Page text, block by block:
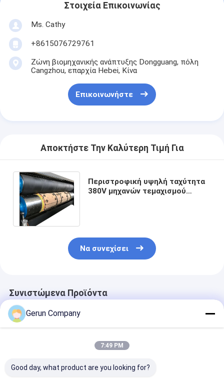
Στοιχεία Επικοινωνίας
Ms. Cathy
+8615076729761
Ζώνη βιομηχανικής ανάπτυξης Dongguang, πόλη
Cangzhou, επαρχία Hebei, Κίνα
Επικοινωνήστε
Αποκτήστε Την Καλύτερη Τιμή Για
Περιστροφική υψηλή ταχύτητα
380V μηχανών τεμαχισμού
Να συνεχίσει
Συνιστώμενα Προϊόντα
Gerun Company
7:49 PM
Good day, what product are you looking for?